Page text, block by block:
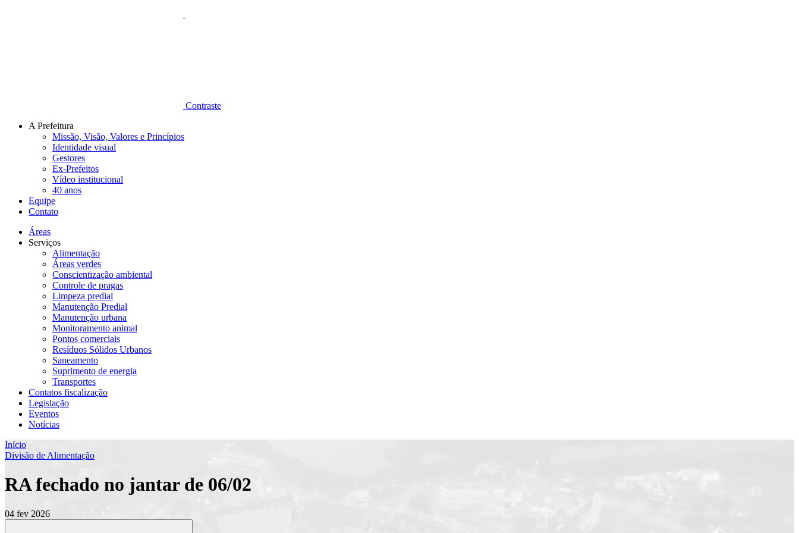
Contraste
A Prefeitura
Missão, Visão, Valores e Princípios
Identidade visual
Gestores
Ex-Prefeitos
Vídeo institucional
40 anos
Equipe
Contato
Áreas
Serviços
Alimentação
Áreas verdes
Conscientização ambiental
Controle de pragas
Limpeza predial
Manutenção Predial
Manutenção urbana
Monitoramento animal
Pontos comerciais
Resíduos Sólidos Urbanos
Saneamento
Suprimento de energia
Transportes
Contatos fiscalização
Legislação
Eventos
Notícias
Início
Divisão de Alimentação
RA fechado no jantar de 06/02
04 fev 2026